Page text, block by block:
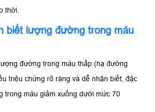
thời.
biết lượng đường trong máu
đường trong máu thấp (hạ đường
triệu chứng rõ ràng và dễ nhận biết, đặc
trong máu giảm xuống dưới mức 70